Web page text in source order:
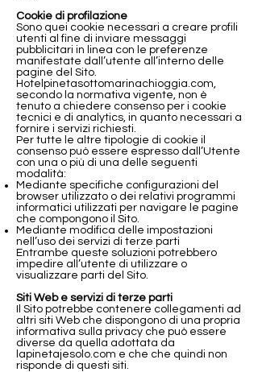
Cookie di profilazione
Sono quei cookie necessari a creare profili
utenti al fine di inviare messaggi
pubblicitari in linea con le preferenze
manifestate dall’utente all’interno delle
pagine del Sito.
Hotelpinetasottomarinachioggia.com,
secondo la normativa vigente, non è
tenuto a chiedere consenso per i cookie
tecnici e di analytics, in quanto necessari a
fornire i servizi richiesti.
Per tutte le altre tipologie di cookie il
consenso può essere espresso dall’Utente
con una o più di una delle seguenti
modalità:
Mediante specifiche configurazioni del
browser utilizzato o dei relativi programmi
informatici utilizzati per navigare le pagine
che compongono il Sito.
Mediante modifica delle impostazioni
nell’uso dei servizi di terze parti
Entrambe queste soluzioni potrebbero
impedire all’utente di utilizzare o
visualizzare parti del Sito.
Siti Web e servizi di terze parti
Il Sito potrebbe contenere collegamenti ad
altri siti Web che dispongono di una propria
informativa sulla privacy che può essere
diverse da quella adottata da
lapinetajesolo.com e che che quindi non
risponde di questi siti.